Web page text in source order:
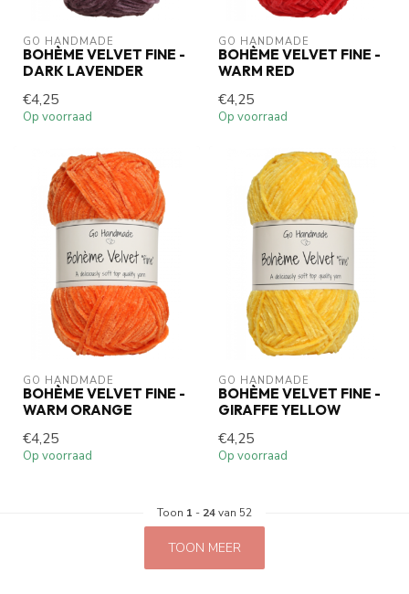
GO HANDMADE
BOHÈME VELVET FINE -
DARK LAVENDER
€4,25
Op voorraad
GO HANDMADE
BOHÈME VELVET FINE -
WARM RED
€4,25
Op voorraad
GO HANDMADE
BOHÈME VELVET FINE -
WARM ORANGE
€4,25
Op voorraad
GO HANDMADE
BOHÈME VELVET FINE -
GIRAFFE YELLOW
€4,25
Op voorraad
Toon 1 - 24van 52
TOON MEER